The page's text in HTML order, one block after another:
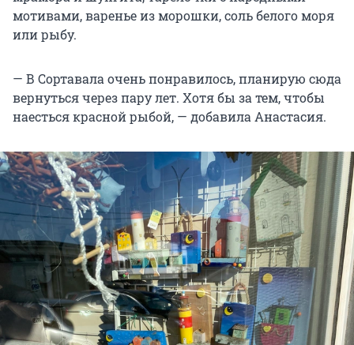
мотивами, варенье из морошки, соль белого моря
или рыбу.
— В Сортавала очень понравилось, планирую сюда
вернуться через пару лет. Хотя бы за тем, чтобы
наесться красной рыбой, — добавила Анастасия.